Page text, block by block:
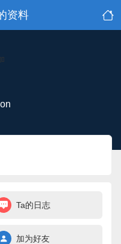
资料
Ta的日志
加为好友